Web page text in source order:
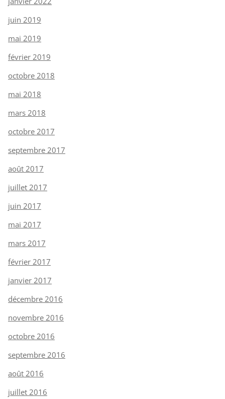
juin 2019
mai 2019
février 2019
octobre 2018
mai 2018
mars 2018
octobre 2017
septembre 2017
août 2017
juillet 2017
juin 2017
mai 2017
mars 2017
février 2017
janvier 2017
décembre 2016
novembre 2016
octobre 2016
septembre 2016
août 2016
juillet 2016